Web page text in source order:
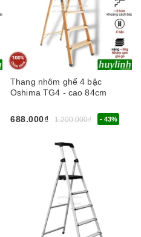
Thang nhôm ghế 4 bậc
Oshima TG4 - cao 84cm
688.000₫ 1.200.000₫ - 43%